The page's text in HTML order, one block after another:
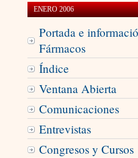
ENERO 2006
Portada e
Fármacos
Índice
Ventana Abierta
Comunicaciones
Entrevistas
Congresos y Cursos